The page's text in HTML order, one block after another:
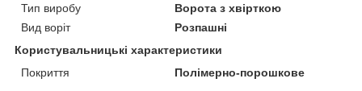
Тип виробу
Ворота з хвірткою
Вид воріт
Розпашні
Користувальницькі характеристики
Покриття
Полімерно-порошкове